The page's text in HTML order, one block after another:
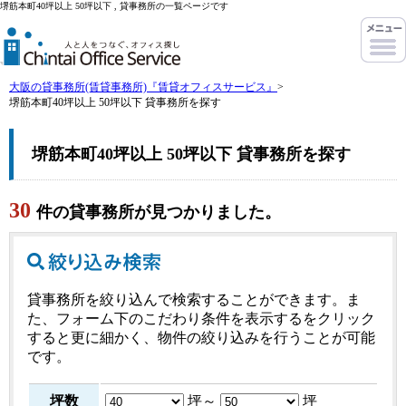
堺筋本町40坪以上 50坪以下 , 貸事務所の一覧ページです
大阪の貸事務所(賃貸事務所)『賃貸オフィスサービス』 >
堺筋本町40坪以上 50坪以下 貸事務所を探す
堺筋本町40坪以上 50坪以下 貸事務所を探す
30 件の貸事務所が見つかりました。
貸事務所を絞り込んで検索することができます。ま
た、フォーム下のこだわり条件を表示するをクリック
すると更に細かく、物件の絞り込みを行うことが可能
です。
坪数 坪～ 坪